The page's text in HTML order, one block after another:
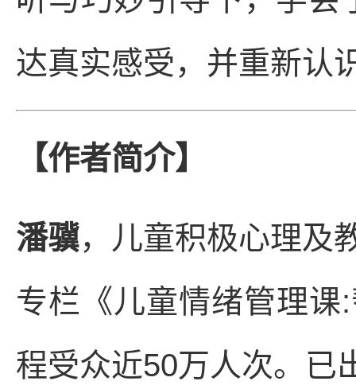
达真实感受，并重新认
【作者简介】
潘骥，儿童积极心理及
专栏《儿童情绪管理
程受众近50万人次。已